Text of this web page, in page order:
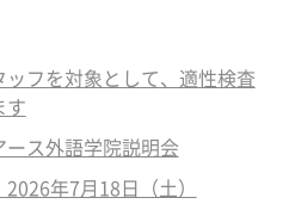
ッフを対象として、適性検査
す
ス外語学院説明会
年7月18日（土）